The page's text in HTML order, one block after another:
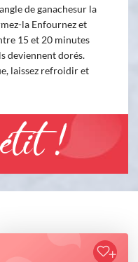
de ganachesur la
la Enfournez et
15 et 20 minutes
deviennent dorés.
laissez refroidir et
!